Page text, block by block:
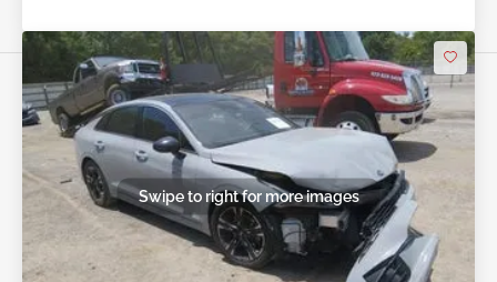
Swipe to right for more images